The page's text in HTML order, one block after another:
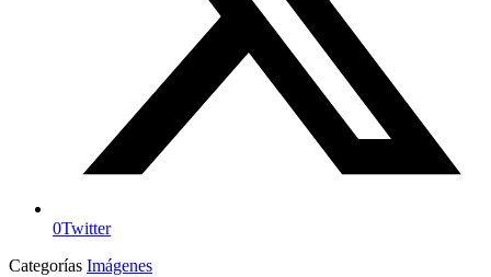
0Twitter
Categorías Imágenes